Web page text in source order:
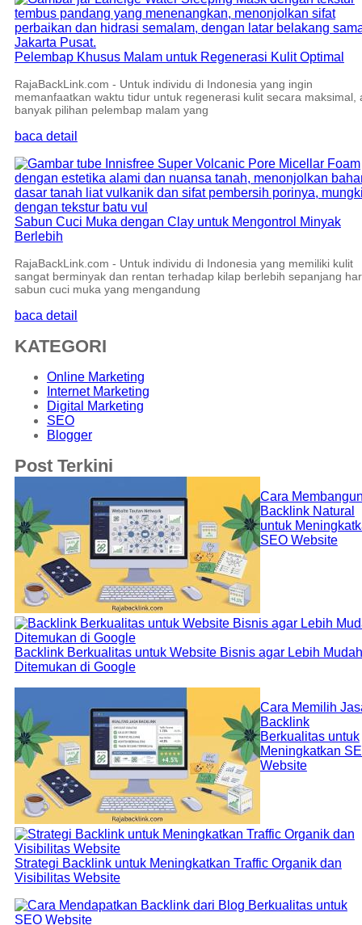
Pelembap Khusus Malam untuk Regenerasi Kulit Optimal
RajaBackLink.com - Untuk individu di Indonesia yang ingin
memanfaatkan waktu tidur untuk regenerasi kulit secara maksimal,
banyak pilihan pelembap malam yang
baca detail
Sabun Cuci Muka dengan Clay untuk Mengontrol Minyak
Berlebih
RajaBackLink.com - Untuk individu di Indonesia yang memiliki kulit
sangat berminyak dan rentan terhadap kilap berlebih sepanjang
sabun cuci muka yang mengandung
baca detail
KATEGORI
Online Marketing
Internet Marketing
Digital Marketing
SEO
Blogger
Post Terkini
Cara
Backlink Natural
untuk
SEO Website
Backlink Berkualitas untuk Website Bisnis agar Lebih Mudah
Ditemukan di Google
Cara Memilih
Backlink
Berkualitas untuk
Meningkatkan
Website
Strategi Backlink untuk Meningkatkan Traffic Organik dan
Visibilitas Website